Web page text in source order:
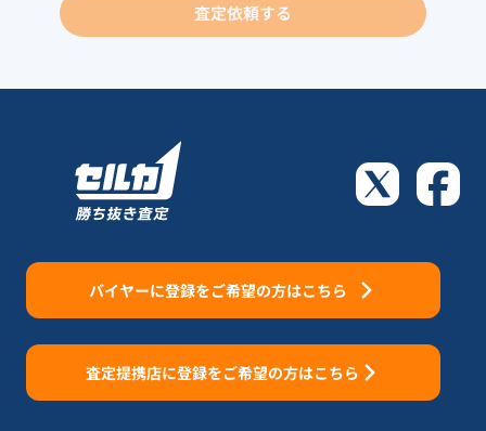
査定依頼する
バイヤーに登録をご希望の方はこちら
査定提携店に登録をご希望の方はこちら